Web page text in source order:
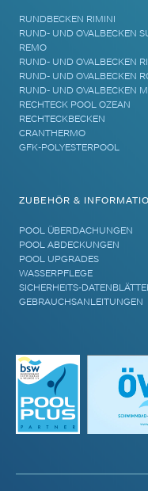
RUNDBECKEN RIMINI
RUND- UND OVALBECKEN
REMO
RUND- UND OVALBECKEN
RUND- UND OVALBECKEN
RUND- UND OVALBECKEN
RECHTECK POOL OZEAN
RECHTECKBECKEN
CRANTHERMO
GFK-POLYESTERPOOL
ZUBEHÖR &
POOL ÜBERDACHUNGEN
POOL ABDECKUNGEN
POOL UPGRADES
WASSERPFLEGE
SICHERHEITS-
GEBRAUCHSANLEITUNGEN